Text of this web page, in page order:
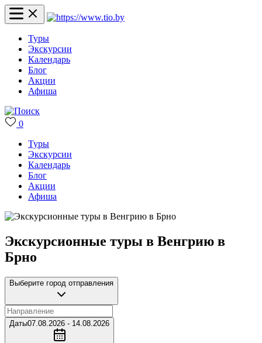
Туры
Экскурсии
Календарь
Блог
Акции
Афиша
0
Туры
Экскурсии
Календарь
Блог
Акции
Афиша
Экскурсионные туры в Венгрию в
Брно
Выберите город отправления
Даты07.08.2026 - 14.08.2026